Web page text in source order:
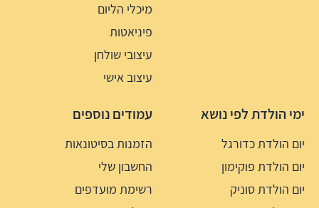
מיכלי הליום
פיניאטות
עיצובי שולחן
עיצוב אישי
ימי הולדת לפי נושא
יום הולדת כדורגל
יום הולדת פוקימון
יום הולדת סוניק
עמודים נוספים
הזמנות בסיטונאות
החשבון שלי
רשימת מועדפים